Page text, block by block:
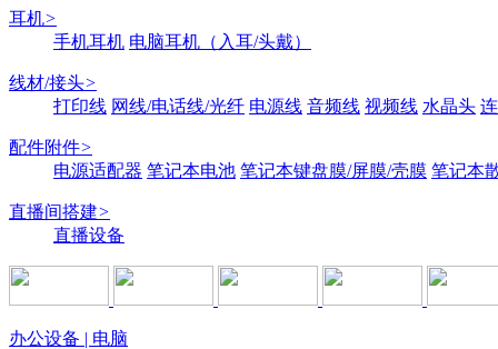
耳机>
手机耳机 电脑耳机（入耳/头戴）
线材/接头>
打印线 网线/电话线/光纤 电源线 音频线 视频线 水晶头
配件附件>
电源适配器 笔记本电池 笔记本键盘膜/屏膜/壳膜 笔记本
直播间搭建>
直播设备
办公设备 | 电脑